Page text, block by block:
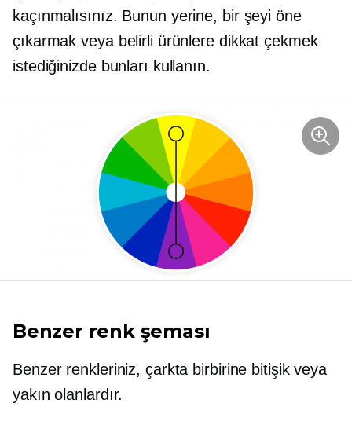
kaçınmalısınız. Bunun yerine, bir şeyi öne
çıkarmak veya belirli ürünlere dikkat çekmek
istediğinizde bunları kullanın.
Benzer renk şeması
Benzer renkleriniz, çarkta birbirine bitişik veya
yakın olanlardır.